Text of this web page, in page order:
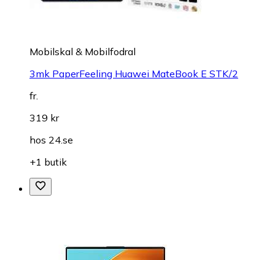
Mobilskal & Mobilfodral
3mk PaperFeeling Huawei MateBook E STK/2
fr.
319 kr
hos 24.se
+1 butik